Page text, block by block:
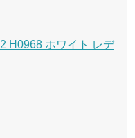
H0968 ホワイト レデ